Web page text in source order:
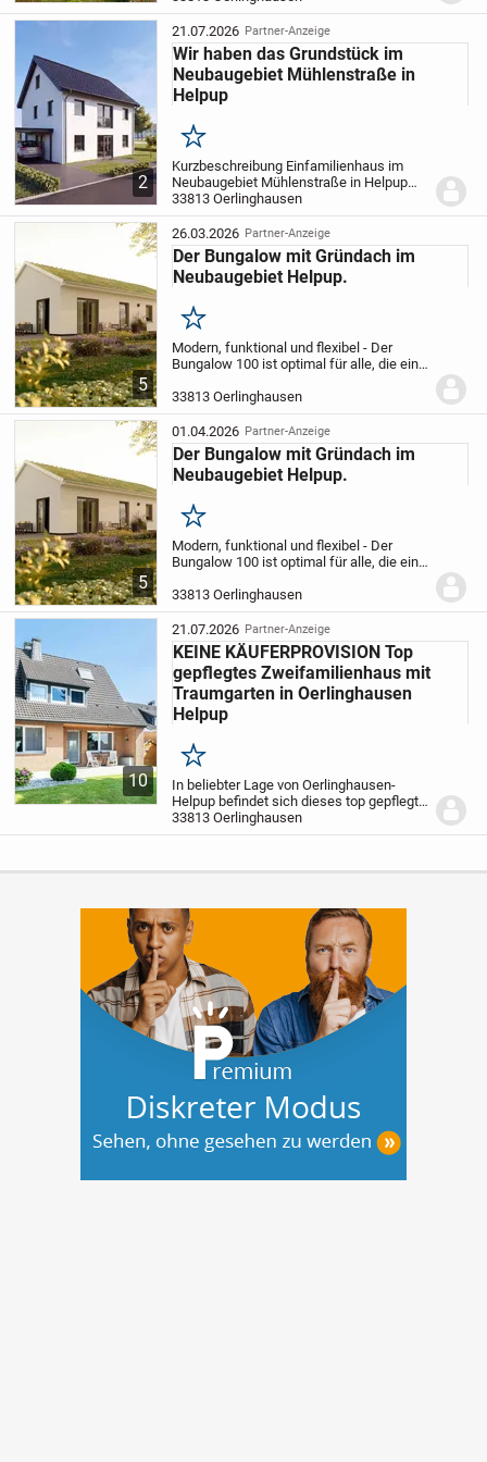
befindet sich auf einem großzügigen 609
m² großen Grundstück in Oerlinghausen-
Help...
2
21.07.2026 Partner-Anzeige
Wir haben das Grundstück im
Neubaugebiet Mühlenstraße in
Helpup
Merken
Kurzbeschreibung Einfamilienhaus im
Neubaugebiet Mühlenstraße in Helpup
Objekt Im Neubaugebiet Mühlenstraße in
Helpup können Sie sich jetzt den Traum
vom neuen und modernen
Einfamilienhaus nach Ihren...
33813 Oerlinghausen
5
26.03.2026 Partner-Anzeige
Der Bungalow mit Gründach im
Neubaugebiet Helpup.
Merken
Modern, funktional und flexibel - Der
Bungalow 100 ist optimal für alle, die ein
gestaltete Wohn-, Koch- und Essbereich
ist das Zentrum des Familienlebens....
33813 Oerlinghausen
5
01.04.2026 Partner-Anzeige
Der Bungalow mit Gründach im
Neubaugebiet Helpup.
Merken
Modern, funktional und flexibel - Der
Bungalow 100 ist optimal für alle, die ein
gestaltete Wohn-, Koch- und Essbereich
ist das Zentrum des Familienlebens....
33813 Oerlinghausen
10
21.07.2026 Partner-Anzeige
KEINE KÄUFERPROVISION Top
gepflegtes Zweifamilienhaus mit
Traumgarten in Oerlinghausen
Helpup
Merken
In beliebter Lage von Oerlinghausen-
Helpup befindet sich dieses top gepflegte
Zweifamilienhaus auf einem traumhaften
Gartengrundstück. Genießen Sie die
clevere...
33813 Oerlinghausen